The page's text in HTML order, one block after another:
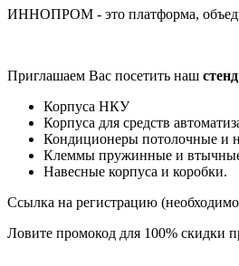
ИННОПРОМ - это платформа,
Приглашаем Вас посетить наш
Корпуса НКУ
Корпуса для средств
Кондиционеры потолочные и
Клеммы пружинные и
Навесные корпуса и коробки.
Ссылка на регистрацию
Ловите промокод для 100% скидки